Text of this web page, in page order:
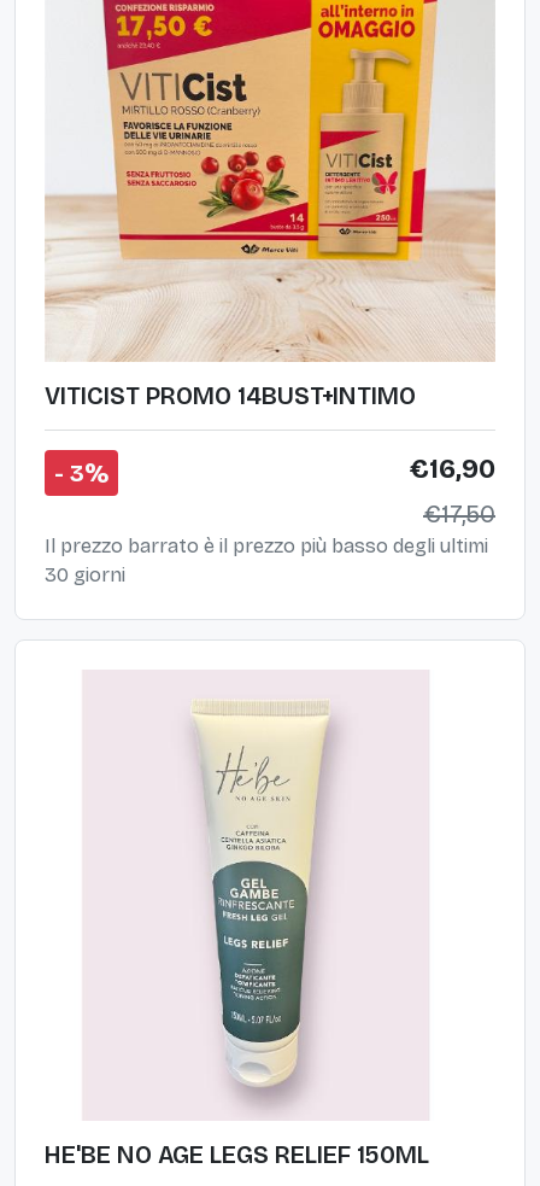
VITICIST PROMO 14BUST+INTIMO
- 3% €16,90
€17,50
Il prezzo barrato è il prezzo più basso degli ultimi
30 giorni
HE'BE NO AGE LEGS RELIEF 150ML